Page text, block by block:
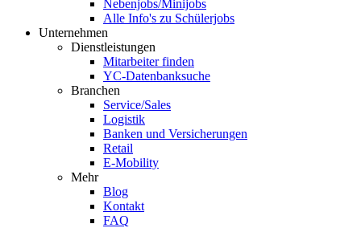
Nebenjobs/Minijobs
Alle Info's zu Schülerjobs
Unternehmen
Dienstleistungen
Mitarbeiter finden
YC-Datenbanksuche
Branchen
Service/Sales
Logistik
Banken und Versicherungen
Retail
E-Mobility
Mehr
Blog
Kontakt
FAQ